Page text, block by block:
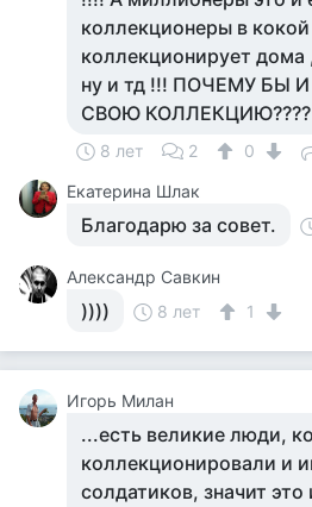
коллекционеры в
коллекционирует
ну и тд !!! ПОЧЕМУ БЫ
СВОЮ КОЛЛЕКЦИЮ????
8 лет 2
0
Екатерина Шлак
Благодарю за совет.
Александр Савкин
)))) 8 лет 1
Игорь Милан
...есть великие люди,
коллекционировали и
солдатиков, значит